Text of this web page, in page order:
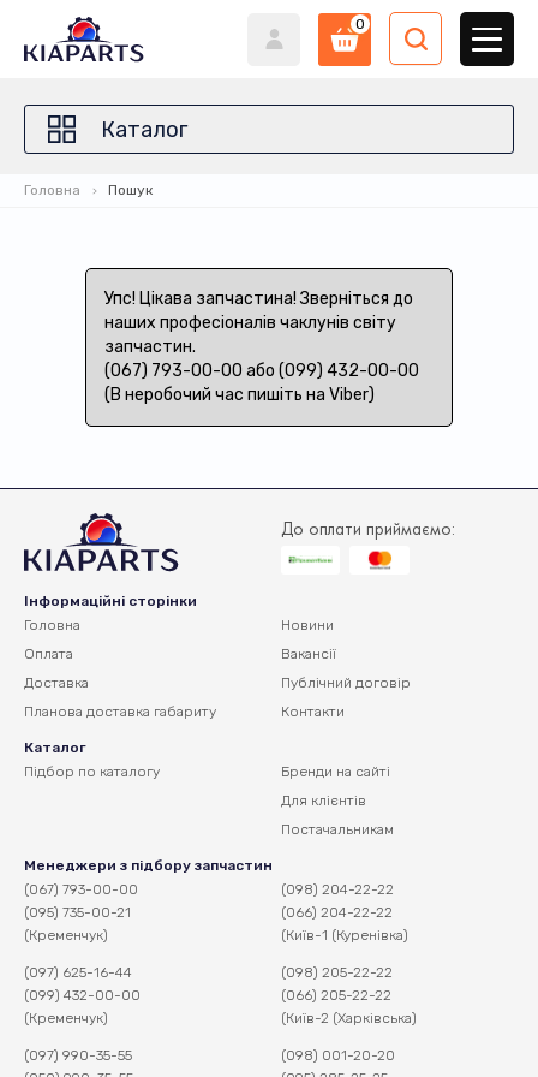
0
Каталог
Головна Пошук
Упс! Цікава запчастина! Зверніться до
наших професіоналів чаклунів світу
запчастин.
(067) 793-00-00 або (099) 432-00-00
(В неробочий час пишіть на Viber)
До оплати приймаємо:
Інформаційні сторінки
Головна
Оплата
Доставка
Планова доставка габариту
Новини
Вакансії
Публічний договір
Контакти
Каталог
Підбор по каталогу
Бренди на сайті
Для клієнтів
Постачальникам
Менеджери з підбору запчастин
(067) 793-00-00
(095) 735-00-21
(Кременчук)
(097) 625-16-44
(099) 432-00-00
(Кременчук)
(097) 990-35-55
(098) 204-22-22
(066) 204-22-22
(Київ-1 (Куренівка)
(098) 205-22-22
(066) 205-22-22
(Київ-2 (Харківська)
(098) 001-20-20